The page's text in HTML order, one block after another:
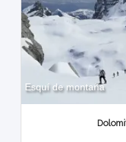
Esquí de montaña